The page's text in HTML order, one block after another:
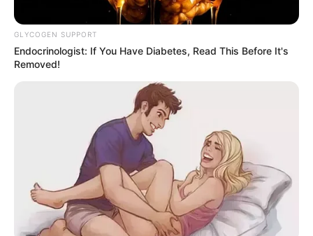
These Scenes Sparked Conversations Beyond The
BRAINBERRIES
GLYCOGEN SUPPORT
Endocrinologist: If You Have Diabetes, Read This Before It's
Removed!